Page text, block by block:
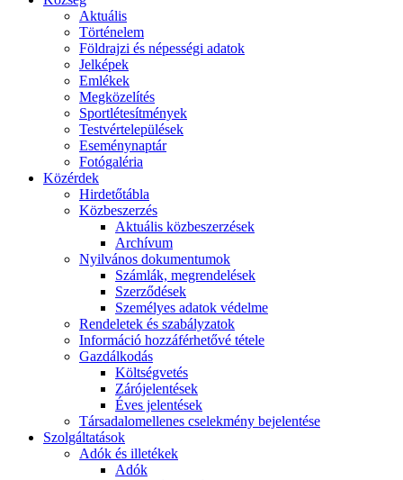
Aktuális
Történelem
Földrajzi és népességi adatok
Jelképek
Emlékek
Megközelítés
Sportlétesítmények
Testvértelepülések
Eseménynaptár
Fotógaléria
Közérdek
Hirdetőtábla
Közbeszerzés
Aktuális közbeszerzések
Archívum
Nyilvános dokumentumok
Számlák, megrendelések
Szerződések
Személyes adatok védelme
Rendeletek és szabályzatok
Információ hozzáférhetővé tétele
Gazdálkodás
Költségvetés
Zárójelentések
Éves jelentések
Társadalomellenes cselekmény bejelentése
Szolgáltatások
Adók és illetékek
Adók